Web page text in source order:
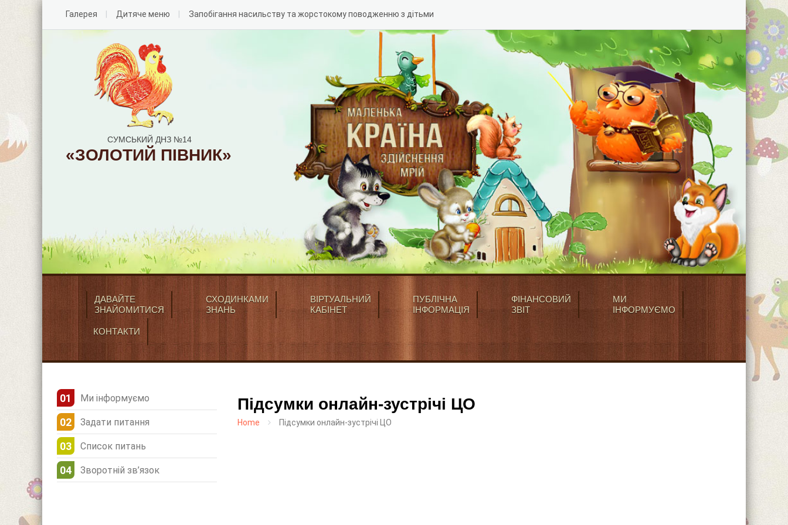
Галерея Дитяче меню Запобігання насильству та жорстокому поводженню з дітьми
СУМСЬКИЙ ДНЗ №14
«ЗОЛОТИЙ ПІВНИК»
ДАВАЙТЕ
ЗНАЙОМИТИСЯ
СХОДИНКАМИ
ЗНАНЬ
ВІРТУАЛЬНИЙ
КАБІНЕТ
ПУБЛІЧНА
ІНФОРМАЦІЯ
ФІНАНСОВИЙ
ЗВІТ
МИ
ІНФОРМУЄМО
КОНТАКТИ
Ми інформуємо
Задати питання
Список питань
Зворотній зв’язок
Підсумки онлайн-зустрічі ЦО
Home Підсумки онлайн-зустрічі ЦО